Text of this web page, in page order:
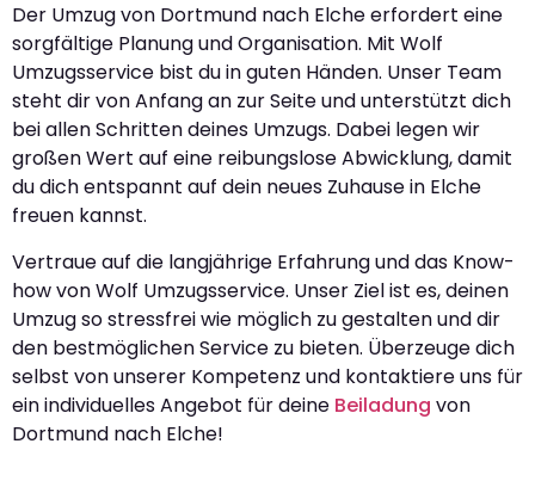
Der Umzug von Dortmund nach Elche erfordert eine
sorgfältige Planung und Organisation. Mit Wolf
Umzugsservice bist du in guten Händen. Unser Team
steht dir von Anfang an zur Seite und unterstützt dich
bei allen Schritten deines Umzugs. Dabei legen wir
großen Wert auf eine reibungslose Abwicklung, damit
du dich entspannt auf dein neues Zuhause in Elche
freuen kannst.
Vertraue auf die langjährige Erfahrung und das Know-
how von Wolf Umzugsservice. Unser Ziel ist es, deinen
Umzug so stressfrei wie möglich zu gestalten und dir
den bestmöglichen Service zu bieten. Überzeuge dich
selbst von unserer Kompetenz und kontaktiere uns für
ein individuelles Angebot für deine Beiladung von
Dortmund nach Elche!